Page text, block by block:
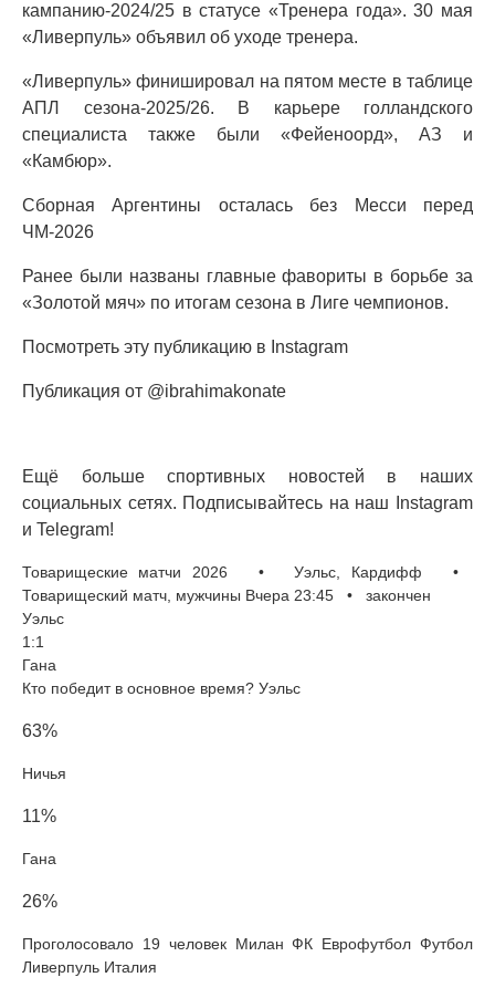
кампанию-2024/25 в статусе «Тренера года». 30 мая
«Ливерпуль» объявил об уходе тренера.
«Ливерпуль» финишировал на пятом месте в таблице
АПЛ сезона-2025/26. В карьере голландского
специалиста также были «Фейеноорд», АЗ и
«Камбюр».
Сборная Аргентины осталась без Месси перед
ЧМ-2026
Ранее были названы главные фавориты в борьбе за
«Золотой мяч» по итогам сезона в Лиге чемпионов.
Посмотреть эту публикацию в Instagram
Публикация от @ibrahimakonate
Ещё больше спортивных новостей в наших
социальных сетях. Подписывайтесь на наш Instagram
и Telegram!
Товарищеские матчи 2026 • Уэльс, Кардифф •
Товарищеский матч, мужчины Вчера 23:45 • закончен
Уэльс
1:1
Гана
Кто победит в основное время? Уэльс
63%
Ничья
11%
Гана
26%
Проголосовало 19 человек Милан ФК Еврофутбол Футбол
Ливерпуль Италия